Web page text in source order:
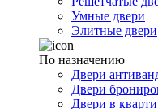
Умные двери
Элитные двери
По назначению
Двери
Двери
Двери в